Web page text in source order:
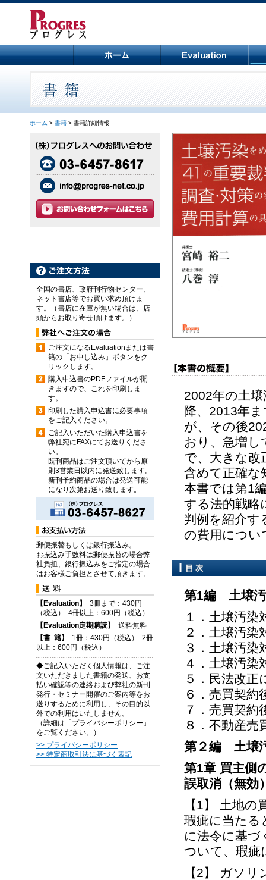
ホーム > 書籍 > 書籍詳細情報
全国の書店、政府刊行物センター、
ネット書店等でお買い求め頂けま
す。（書店に在庫が無い場合は、店
頭からお取り寄せ頂けます。）
ご注文になるEvaluationまたは書
籍の「お申し込み」ボタンをク
リックします。
購入申込書のPDFファイルが開
きますので、これを印刷しま
す。
印刷した購入申込書に必要事項
をご記入ください。
ご記入いただいた購入申込書を
弊社宛にFAXにてお送りくださ
い。
既刊商品はご注文頂いてから原
則3営業日以内に発送致します。
新刊予約商品の場合は発送可能
になり次第お送り致します。
郵便振替もしくは銀行振込み。
お振込み手数料は郵便振替の場合弊
社負担、銀行振込みをご指定の場合
はお客様ご負担とさせて頂きます。
【Evaluation】
3冊まで：430円
（税込） 4冊以上：600円（税込）
【Evaluation定期購読】
送料無料
【書 籍】
1冊：430円（税込） 2冊
以上：600円（税込）
◆ご記入いただく個人情報は、ご注
文いただきました書籍の発送、お支
払い確認等の連絡および弊社の新刊
発行・セミナー開催のご案内等をお
送りするために利用し、その目的以
外での利用はいたしません。
（詳細は「プライバシーポリシー」
をご覧ください。）
>> プライバシーポリシー
>> 特定商取引法に基づく表記
2002年の土
降、2013年
が、その後
おり、急増し
で、大きな改
含めて正確な
本書では第1
する法的戦略
判例を紹介す
の費用につい
第1編 土壌汚
１．土壌汚染
２．土壌汚
３．土壌汚染
４．土壌汚
５．民法改正
６．売買契約
７．売買契約
８．不動産売
第２編 土壌
第1章 買主側
誤取消（無効
【1】 土地
瑕疵に当たる
に法令に基
ついて、瑕疵
【2】 ガソ